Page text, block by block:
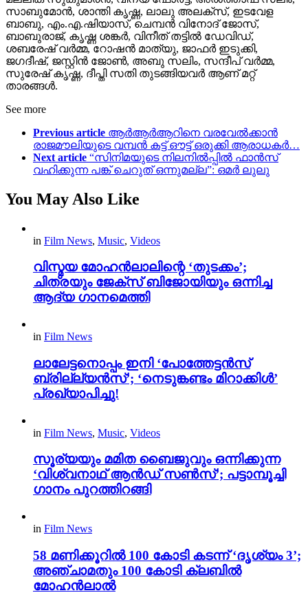
സാബുമോൻ, ശാന്തി കൃഷ്ണ, ലാലു അലക്സ്, ഇടവേള
ബാബു, എം.എ.ഷിയാസ്, ചെമ്പൻ വിനോദ് ജോസ്,
ബാബുരാജ്, കൃഷ്ണ ശങ്കർ, വിനീത് തട്ടിൽ ഡേവിഡ്,
ശബരേഷ് വർമ്മ, റോഷൻ മാത്യു, ജാഫർ ഇടുക്കി,
ജഗദീഷ്, ജസ്റ്റിൻ ജോൺ, അബു സലിം, സന്ദീപ് വർമ്മ,
സുരേഷ് കൃഷ്ണ, ദീപ്തി സതി തുടങ്ങിയവർ ആണ് മറ്റ്
താരങ്ങൾ.
See more
Previous article ആർആർആറിനെ വരവേൽക്കാൻ
രാജമൗലിയുടെ വമ്പൻ കട്ട് ഔട്ട് ഒരുക്കി ആരാധകർ…
Next article “സിനിമയുടെ നിലനിൽപ്പിൽ ഫാൻസ്
വഹിക്കുന്ന പങ്ക് ചെറുത് ഒന്നുമല്ല”: ഒമർ ലുലു
You May Also Like
in Film News, Music, Videos
വിസ്മയ മോഹൻലാലിന്റെ ‘തുടക്കം’;
ചിത്രയും ജേക്സ് ബിജോയിയും ഒന്നിച്ച
ആദ്യ ഗാനമെത്തി
in Film News
ലാലേട്ടനൊപ്പം ഇനി ‘പോത്തേട്ടൻസ്
ബ്രില്ല്യൻസ്’; ‘നെടുങ്കണ്ടം മിറാക്കിൾ’
പ്രഖ്യാപിച്ചു!
in Film News, Music, Videos
സൂര്യയും മമിത ബൈജുവും ഒന്നിക്കുന്ന
‘വിശ്വനാഥ് ആൻഡ് സൺസ്’; പട്ടാമ്പൂച്ചി
ഗാനം പുറത്തിറങ്ങി
in Film News
58 മണിക്കൂറിൽ 100 കോടി കടന്ന് ‘ദൃശ്യം 3’;
അഞ്ചാമതും 100 കോടി ക്ലബിൽ
മോഹൻലാൽ